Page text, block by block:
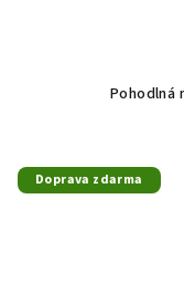
Pohodlná
Doprava zdarma